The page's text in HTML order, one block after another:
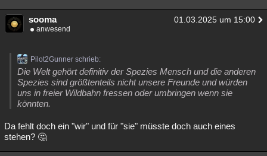
sooma 01.03.2025 um 15:00
anwesend
Pilot2Gunner schrieb:
Die Welt gehört definitiv der Spezies Mensch und die anderen
Spezies sind größtenteils nicht unsere Freunde und würden
uns in freier Wildbahn fressen oder umbringen wenn sie
könnten.
Da fehlt doch ein "wir" und für "sie" müsste doch auch eines
stehen? 🤔